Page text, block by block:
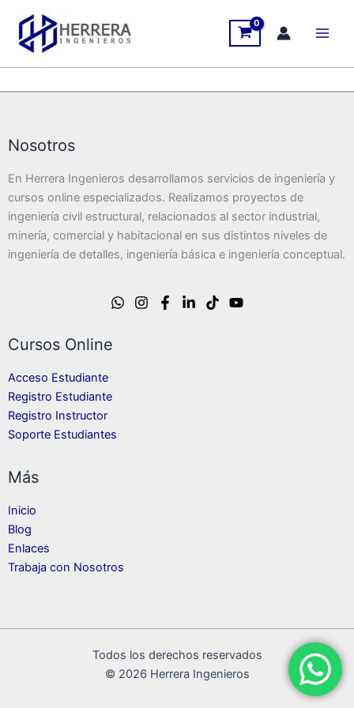
contenido
Nosotros
En Herrera Ingenieros desarrollamos servicios de ingeniería y
cursos online especializados. Realizamos proyectos de
ingeniería civil estructural, relacionados al sector industrial,
minería, comercial y habitacional en sus distintos niveles de
ingeniería de detalles, ingeniería básica e ingeniería conceptual.
Cursos Online
Acceso Estudiante
Registro Estudiante
Registro Instructor
Soporte Estudiantes
Más
Inicio
Blog
Enlaces
Trabaja con Nosotros
Todos los derechos reservados
© 2026 Herrera Ingenieros